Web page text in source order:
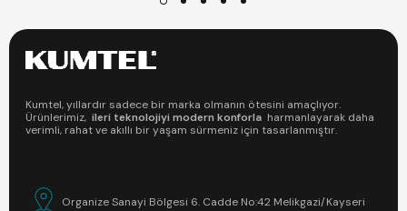
Kumtel, yıllardır sadece bir marka olmanın ötesini amaçlıyor.
Ürünlerimiz, ileri teknolojiyi modern konforla harmanlayarak daha
verimli, rahat ve akıllı bir yaşam sürmeniz için tasarlanmıştır.
Organize Sanayi Bölgesi 6. Cadde No:42 Melikgazi/Kayseri